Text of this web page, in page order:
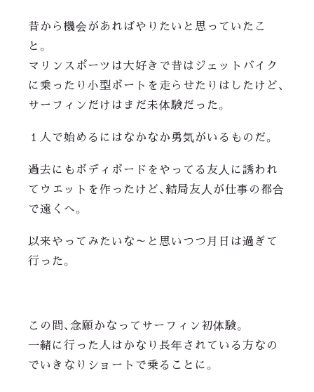
昔から機会があればやりたいと思っていたこ
と。
マリンスポーツは大好きで昔はジェットバイク
に乗ったり小型ボートを走らせたりはしたけど、
サーフィンだけはまだ未体験だった。
１人で始めるにはなかなか勇気がいるものだ。
過去にもボディボードをやってる友人に誘われ
てウエットを作ったけど、結局友人が仕事の都合
で遠くへ。
以来やってみたいな～と思いつつ月日は過ぎて
行った。
この間、念願かなってサーフィン初体験。
一緒に行った人はかなり長年されている方なの
でいきなりショートで乗ることに。